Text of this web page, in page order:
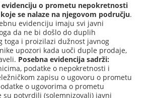
evidenciju o prometu nepokretnosti
se nalaze na njegovom području.
evidenciju imaju svi javni
da ne bi došlo do duplih
toga i proizilazi dužnost javnog
upozori kada uoči duple prodaje,
Posebna evidencija sadrži:
podatke o nepokretnosti i
zapisu o ugovoru o prometu
o ugovorima o prometu
su potvrdili (solemnizovali) javni